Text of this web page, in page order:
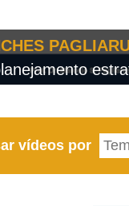
vídeos por